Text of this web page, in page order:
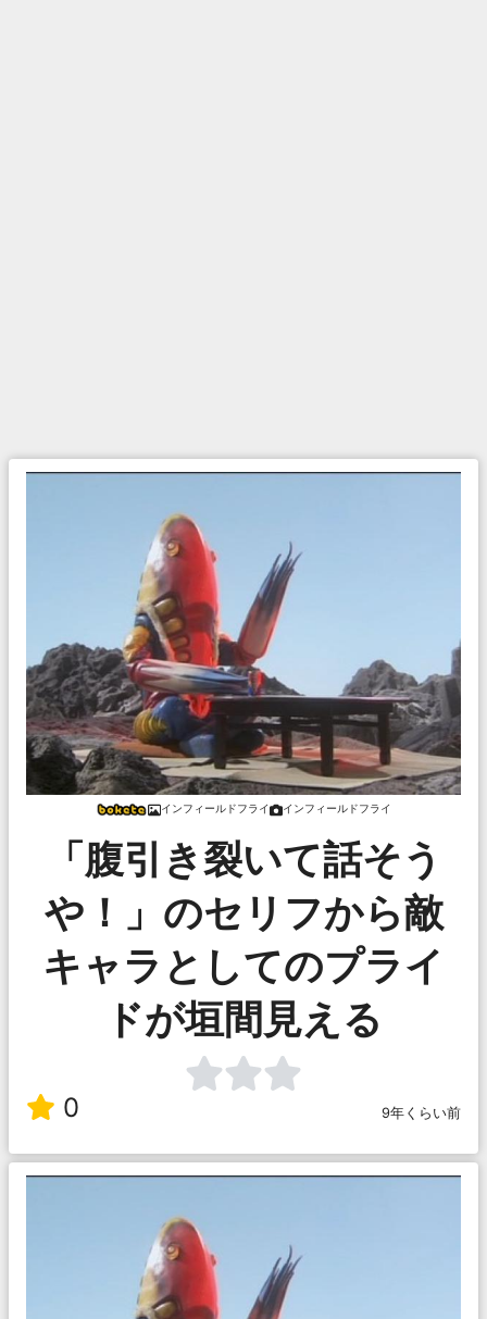
インフィールドフライ インフィールドフライ
「腹引き裂いて話そう
や！」のセリフから敵
キャラとしてのプライ
ドが垣間見える
0 9年くらい前